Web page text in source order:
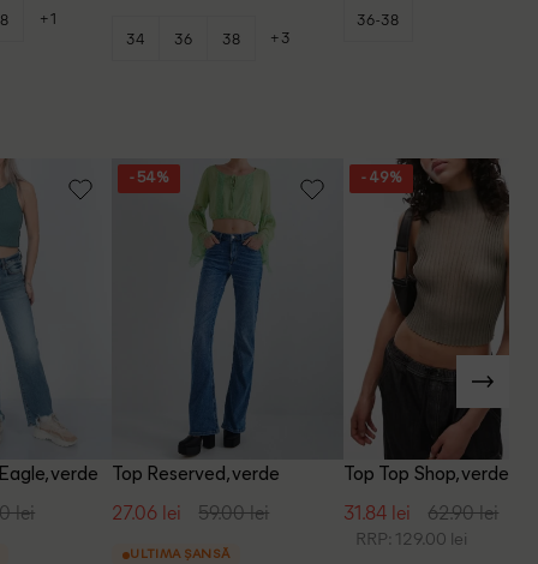
+1
34 36 38 +3
36-38
verde
lei
- 54%
Top Reserved, verde
27.06 lei 59.00 lei
ULTIMA ȘANSĂ
- 49%
Top Top Shop, verde
31.84 lei 62.90 lei
RRP: 129.00 lei